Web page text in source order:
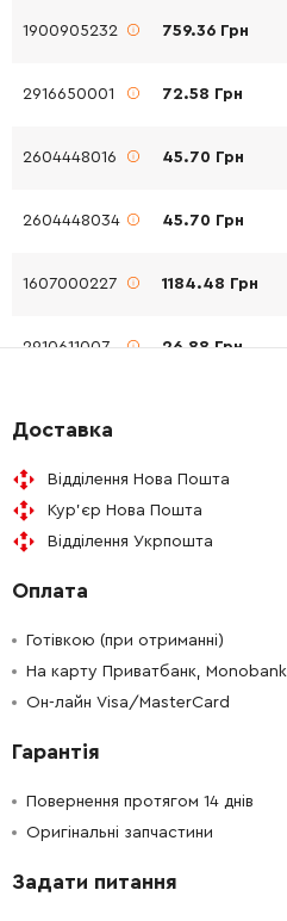
1900905232 759.36 Грн
2916650001 72.58 Грн
2604448016 45.70 Грн
2604448034 45.70 Грн
1607000227 1184.48 Грн
2910611007 26.88 Грн
2910611020 45.70 Грн
2910611007 26.88 Грн
160111A3H3
Доставка
Відділення Нова Пошта
Кур'єр Нова Пошта
Відділення Укрпошта
Оплата
Готівкою (при отриманні)
На карту Приватбанк, Monobank
Он-лайн Visa/MasterCard
Гарантія
Повернення протягом 14 днів
Оригінальні запчастини
Задати питання